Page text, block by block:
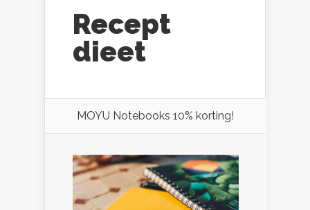
Recept
dieet
MOYU Notebooks 10% korting!